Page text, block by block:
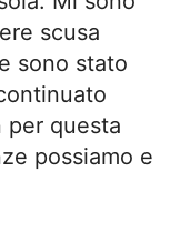
scusa
sono stato
per questa
possiamo e